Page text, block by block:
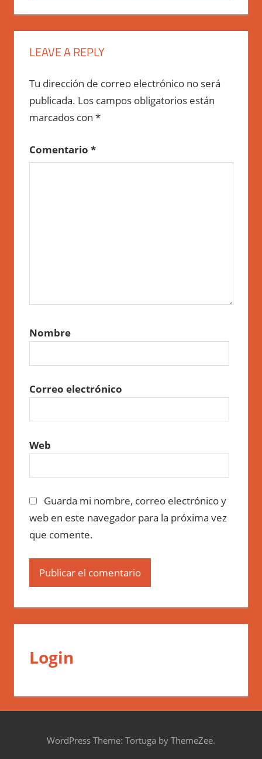
LEAVE A REPLY
Tu dirección de correo electrónico no será
publicada. Los campos obligatorios están
marcados con *
Comentario *
Nombre
Correo electrónico
Web
Guarda mi nombre, correo electrónico y
web en este navegador para la próxima vez
que comente.
Login
WordPress Theme: Tortuga by ThemeZee.